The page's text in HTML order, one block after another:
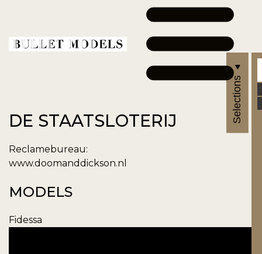
DE STAATSLOTERIJ
Reclamebureau:
www.doomanddickson.nl
MODELS
Fidessa
Selections